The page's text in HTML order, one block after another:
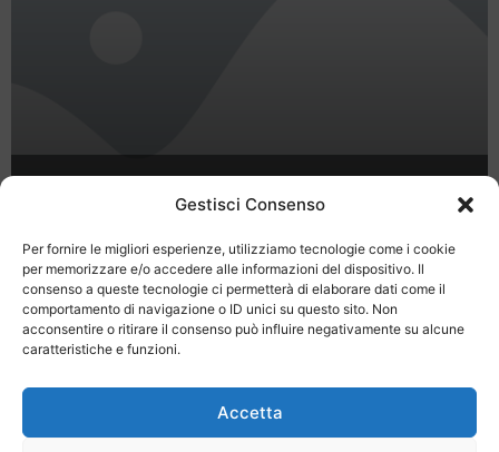
Gestisci Consenso
Per fornire le migliori esperienze, utilizziamo tecnologie come i cookie
per memorizzare e/o accedere alle informazioni del dispositivo. Il
consenso a queste tecnologie ci permetterà di elaborare dati come il
comportamento di navigazione o ID unici su questo sito. Non
acconsentire o ritirare il consenso può influire negativamente su alcune
caratteristiche e funzioni.
Accetta
Palermo: un viaggio nella città
1 2 3 ... 7